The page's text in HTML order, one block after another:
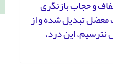
و حجاب بازنگری
معضل تبدیل شده و از
این درد،